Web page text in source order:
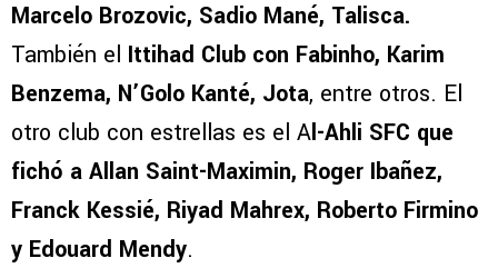
Marcelo Brozovic, Sadio Mané, Talisca.
También el Ittihad Club con Fabinho, Karim
Benzema, N’Golo Kanté, Jota, entre otros. El
otro club con estrellas es el Al-Ahli SFC que
fichó a Allan Saint-Maximin, Roger Ibañez,
Franck Kessié, Riyad Mahrex, Roberto Firmino
y Edouard Mendy.